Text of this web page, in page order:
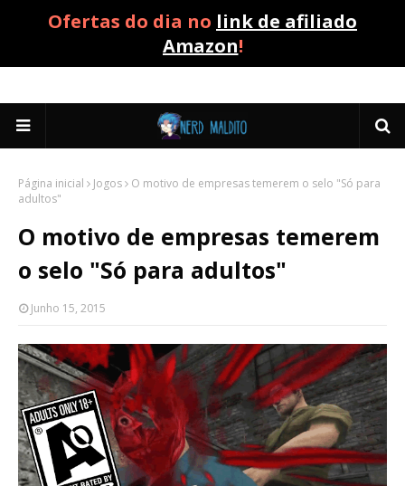
Ofertas do dia no link de afiliado
Amazon!
Página inicial Jogos
O motivo de empresas temerem o selo "Só para
adultos"
O motivo de empresas temerem
o selo "Só para adultos"
Junho 15, 2015